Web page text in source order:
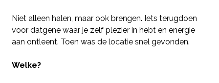
Niet alleen halen, maar ook brengen. Iets terugdoen
voor datgene waar je zelf plezier in hebt en energie
aan ontleent. Toen was de locatie snel gevonden.
Welke?